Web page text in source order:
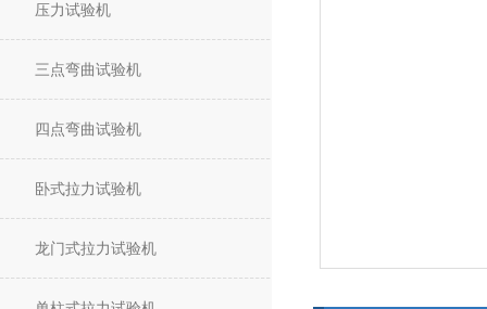
压力试验机
三点弯曲试验机
四点弯曲试验机
卧式拉力试验机
龙门式拉力试验机